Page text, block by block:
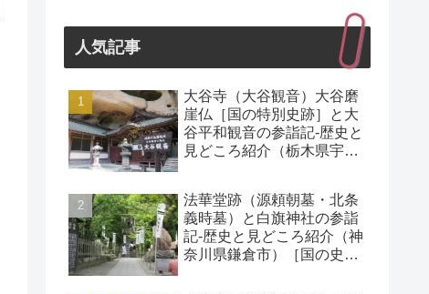
人気記事
大谷寺（大谷観音）大谷磨
崖仏［国の特別史跡］と大
谷平和観音の参詣記-歴史と
見どころ紹介（栃木県宇都
法華堂跡（源頼朝墓・北条
義時墓）と白旗神社の参詣
記-歴史と見どころ紹介（神
奈川県鎌倉市）［国の史